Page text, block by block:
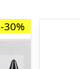
-30%